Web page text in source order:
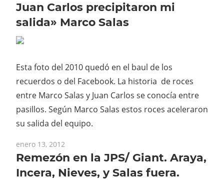
Juan Carlos precipitaron mi
salida» Marco Salas
Esta foto del 2010 quedó en el baul de los
recuerdos o del Facebook. La historia de roces
entre Marco Salas y Juan Carlos se conocía entre
pasillos. Según Marco Salas estos roces aceleraron
su salida del equipo.
enero 13, 2012
Remezón en la JPS/ Giant. Araya,
Incera, Nieves, y Salas fuera.